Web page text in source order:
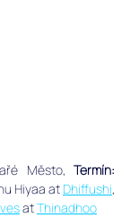
Město,
Hiyaa at Dhiffushi
at Thinadhoo